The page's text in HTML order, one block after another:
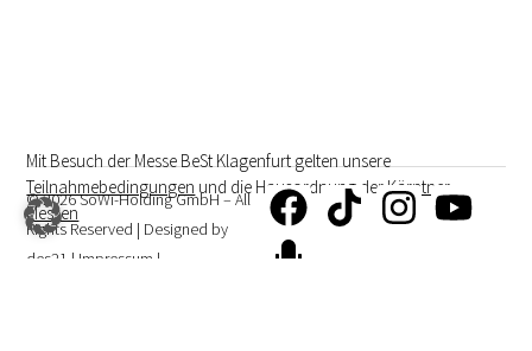
Mit Besuch der Messe BeSt Klagenfurt gelten unsere
Teilnahmebedingungen und die Hausordnung derKärntner
Messen
© 2026 SoWi-Holding GmbH – All
Rights Reserved | Designed by
des21 | Impressum |